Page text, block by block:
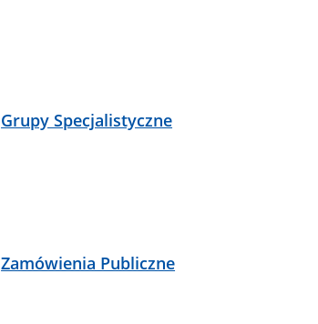
Grupy Specjalistyczne
Zamówienia Publiczne